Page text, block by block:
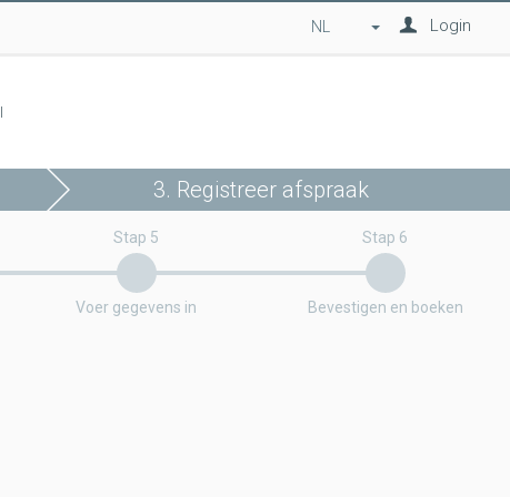
NL Login
3. Registreer afspraak
Stap 5
Voer gegevens in
Stap 6
Bevestigen en boeken